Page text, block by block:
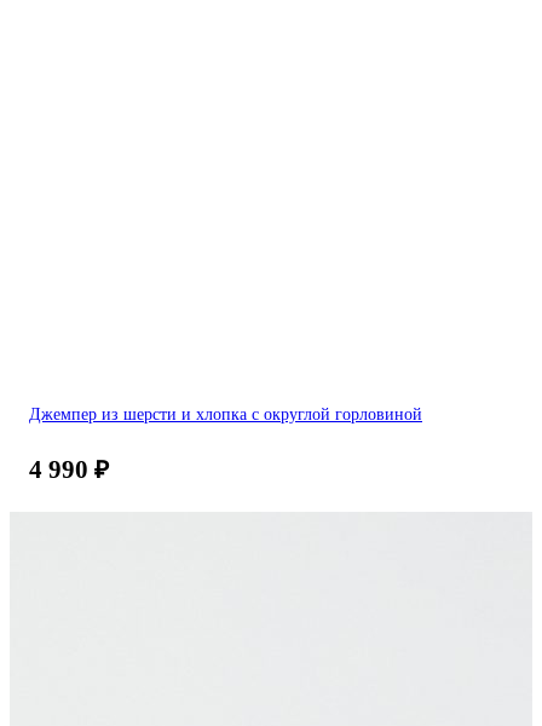
Джемпер из шерсти и хлопка с округлой горловиной
4 990 ₽